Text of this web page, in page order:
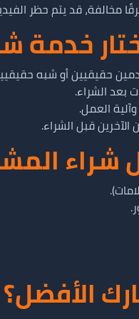
مخالفة، قد يتم حظر
خدمة
حقيقيين أو شبه
بعد الشراء.
العمل.
قبل الشراء.
شراء
الأفضل؟